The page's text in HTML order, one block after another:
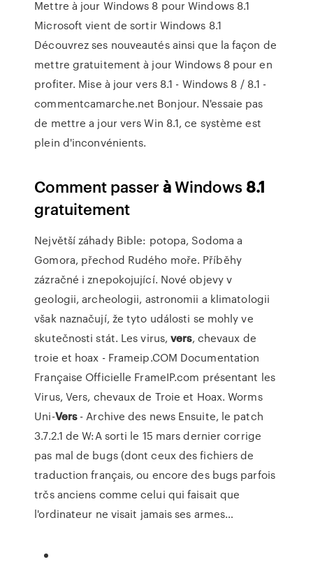
Mettre à jour Windows 8 pour Windows 8.1
Microsoft vient de sortir Windows 8.1
Découvrez ses nouveautés ainsi que la façon de
mettre gratuitement à jour Windows 8 pour en
profiter. Mise à jour vers 8.1 - Windows 8 / 8.1 -
commentcamarche.net Bonjour. N'essaie pas
de mettre a jour vers Win 8.1, ce système est
plein d'inconvénients.
Comment passeràWindows 8.1
gratuitement
Největší záhady Bible: potopa, Sodoma a
Gomora, přechod Rudého moře. Příběhy
zázračné i znepokojující. Nové objevy v
geologii, archeologii, astronomii a klimatologii
však naznačují, že tyto události se mohly ve
skutečnosti stát. Les virus,vers, chevaux de
troie et hoax - Frameip.COM Documentation
Française Officielle FrameIP.com présentant les
Virus, Vers, chevaux de Troie et Hoax.Worms
Uni-Vers- Archive des newsEnsuite, le patch
3.7.2.1 de W:A sorti le 15 mars dernier corrige
pas mal de bugs (dont ceux des fichiers de
traduction français, ou encore des bugs parfois
trčs anciens comme celui qui faisait que
l'ordinateur ne visait jamais ses armes…